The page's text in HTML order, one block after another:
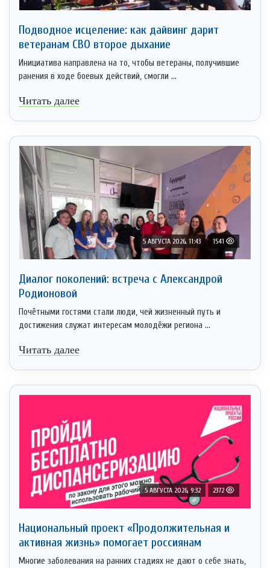
Подводное исцеление: как дайвинг дарит
ветеранам СВО второе дыхание
Инициатива направлена на то, чтобы ветераны, получившие
ранения в ходе боевых действий, смогли ...
Читать далее
5 АВГУСТА 2026, 11:43 1541
Диалог поколений: встреча с Александрой
Родионовой
Почётными гостями стали люди, чей жизненный путь и
достижения служат интересам молодёжи региона ...
Читать далее
5 АВГУСТА 2026, 9:32 2372
Национальный проект «Продолжительная и
активная жизнь» помогает россиянам
Многие заболевания на ранних стадиях не дают о себе знать,